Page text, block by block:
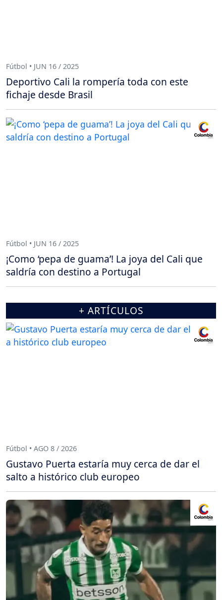
Fútbol • JUN 16 / 2025
Deportivo Cali la rompería toda con este
fichaje desde Brasil
Fútbol • JUN 16 / 2025
¡Como ‘pepa de guama’! La joya del Cali que
saldría con destino a Portugal
+ ARTÍCULOS
Fútbol • AGO 8 / 2026
Gustavo Puerta estaría muy cerca de dar el
salto a histórico club europeo